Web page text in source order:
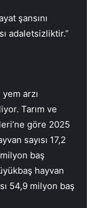
şansını
adaletsizliktir.”
arzı
Tarım ve
göre 2025
sayısı 17,2
baş
hayvan
54,9 milyon baş